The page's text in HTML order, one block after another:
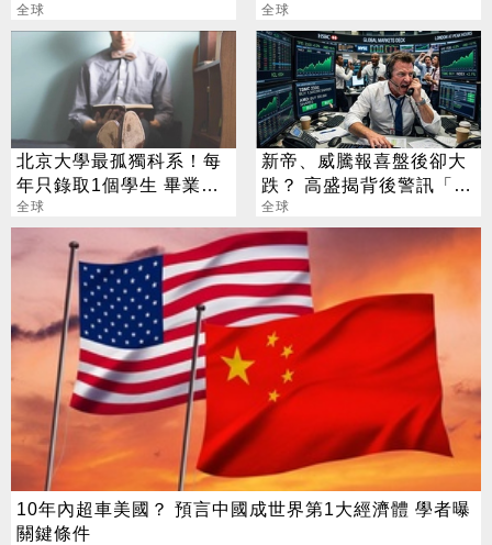
打鄰居
全球
量
全球
北京大學最孤獨科系！每
年只錄取1個學生 畢業就
業超搶手
全球
新帝、威騰報喜盤後卻大
跌？ 高盛揭背後警訊「恐
傷到美光」
全球
10年內超車美國？ 預言中國成世界第1大經濟體 學者曝
關鍵條件